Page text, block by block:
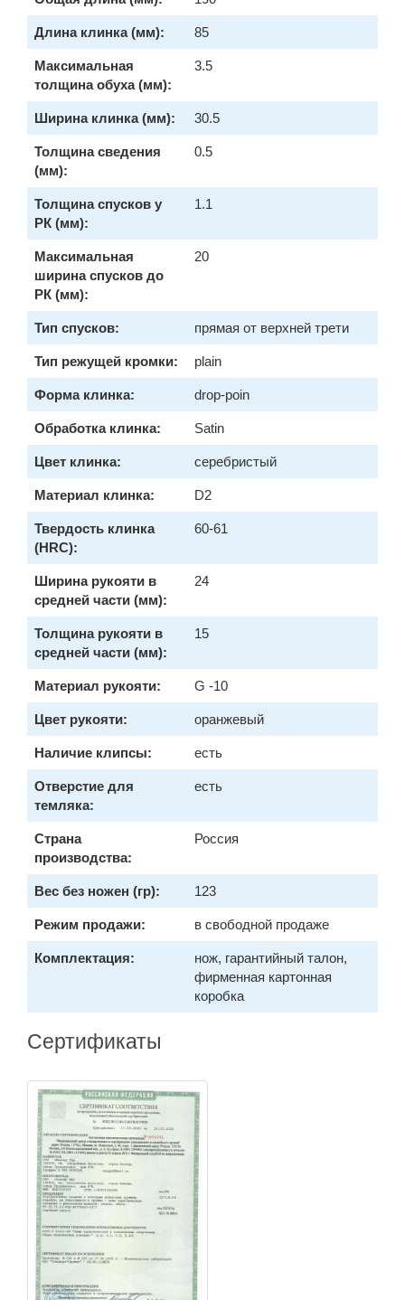
Длина клинка (мм): 85
Максимальная
толщина обуха (мм):
3.5
Ширина клинка (мм): 30.5
Толщина сведения
(мм):
0.5
Толщина спусков у
РК (мм):
1.1
Максимальная
ширина спусков до
РК (мм):
20
Тип спусков: прямая от верхней трети
Тип режущей кромки: plain
Форма клинка: drop-poin
Обработка клинка: Satin
Цвет клинка: серебристый
Материал клинка: D2
Твердость клинка
(HRC):
60-61
Ширина рукояти в
средней части (мм):
24
Толщина рукояти в
средней части (мм):
15
Материал рукояти: G -10
Цвет рукояти: оранжевый
Наличие клипсы: есть
Отверстие для
темляка:
есть
Страна
производства:
Россия
Вес без ножен (гр): 123
Режим продажи: в свободной продаже
Комплектация:
нож, гарантийный талон,
фирменная картонная
коробка
Сертификаты